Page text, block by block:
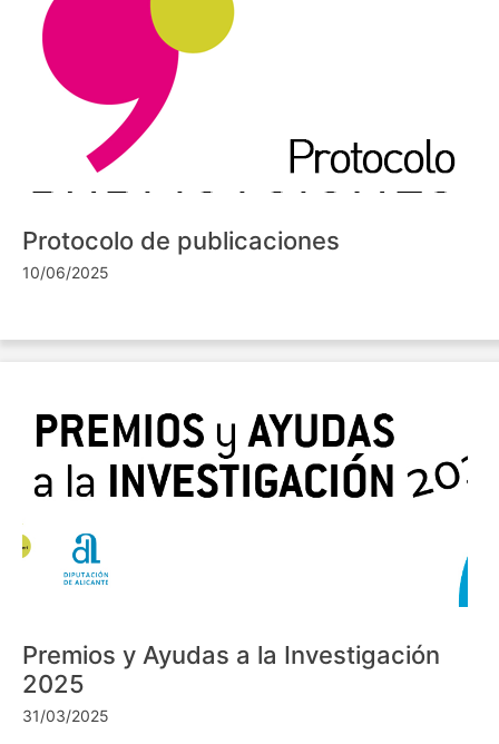
Protocolo de publicaciones
10/06/2025
Premios y Ayudas a la Investigación
2025
31/03/2025